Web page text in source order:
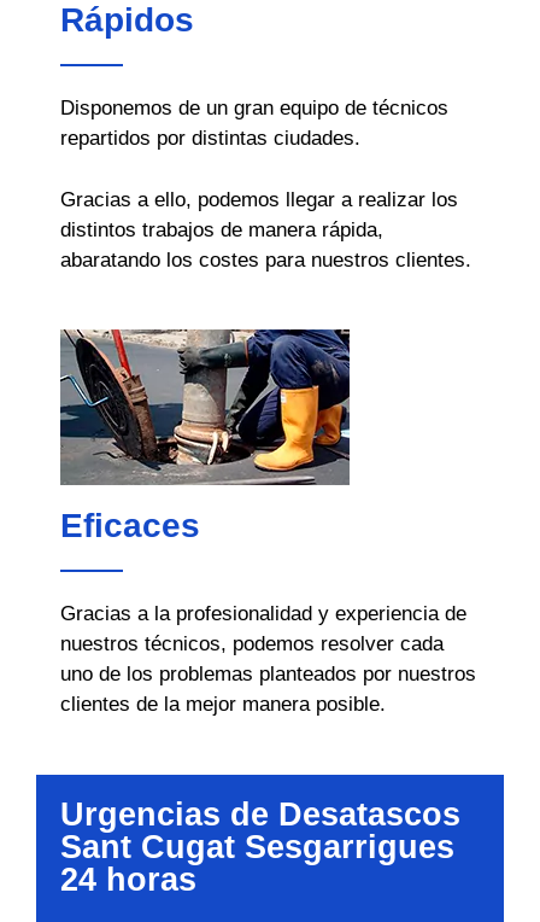
Rápidos
Disponemos de un gran equipo de técnicos
repartidos por distintas ciudades.
Gracias a ello, podemos llegar a realizar los
distintos trabajos de manera rápida,
abaratando los costes para nuestros clientes.
Eficaces
Gracias a la profesionalidad y experiencia de
nuestros técnicos, podemos resolver cada
uno de los problemas planteados por nuestros
clientes de la mejor manera posible.
Urgencias de Desatascos
Sant Cugat Sesgarrigues
24 horas